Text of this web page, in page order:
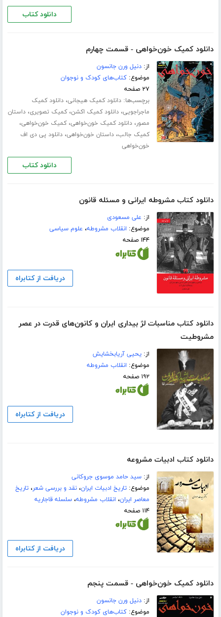
دانلود کتاب
دانلود کمیک خون‌خواهی - قسمت چهارم
از:دنیل ورن جانسون
موضوع:کتاب‌های کودک و نوجوان
۲۷ صفحه
برچسب‌ها:دانلود کمیک هیجانی،دانلود کمیک
ماجراجویی،دانلود کمیک اکشن،کمیک تصویری،داستان
مصور،دانلود کمیک خون‌خواهی،کمیک خون‌خواهی،
کمیک جالب،داستان خون‌خواهی،دانلود پی دی اف
خون‌خواهی
دانلود کتاب
دانلود کتاب مشروطه ایرانی و مسئله قانون
از: علی مسعودی
موضوع: انقلاب مشروطه، علوم سیاسی
۱۴۴ صفحه
دریافت از کتابراه
دانلود کتاب مناسبات لژ بیداری ایران و کانون‌های قدرت در عصر
مشروطیت
از:یحیی آریابخشایش
موضوع: انقلاب مشروطه
۱۹۲ صفحه
دریافت از کتابراه
دانلود کتاب ادبیات مشروعه
از:سید حامد موسوی جروکانی
موضوع:تاریخ ادبیات ایران،نقد و بررسی شعر،تاریخ
معاصر ایران، انقلاب مشروطه،سلسله قاجاریه
۱۱۴ صفحه
دریافت از کتابراه
دانلود کمیک خون‌خواهی - قسمت پنجم
از:دنیل ورن جانسون
موضوع:کتاب‌های کودک و نوجوان